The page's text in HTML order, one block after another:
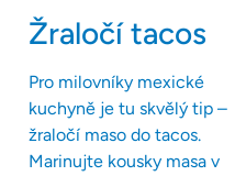
Žraločí tacos
Pro milovníky mexické
kuchyně je tu skvělý tip –
žraločí maso do tacos.
Marinujte kousky masa v